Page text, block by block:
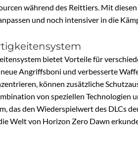
während des Reittiers. Mit
und noch intensiver in die
bietet Vorteile für
Angriffsboni und verbesserte
können zusätzliche
von speziellen Technologien
das den Wiederspielwert des DLCs
Welt von Horizon Zero Dawn